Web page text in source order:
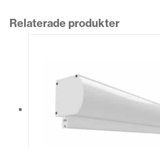
Relaterade produkter